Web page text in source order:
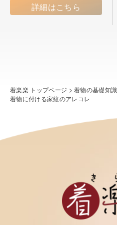
詳細はこちら
着楽楽 トップページ >着物の基礎知識
着物に付ける家紋のアレコレ